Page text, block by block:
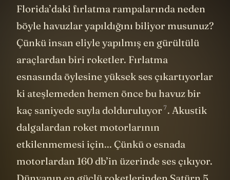
Florida’daki fırlatma rampalarında neden
böyle havuzlar yapıldığını biliyor musunuz?
Çünkü insan eliyle yapılmış en gürültülü
araçlardan biri roketler. Fırlatma
esnasında öylesine yüksek ses çıkartıyorlar
ki ateşlemeden hemen önce bu havuz bir
kaç saniyede suyla dolduruluyor7. Akustik
dalgalardan roket motorlarının
etkilenmemesi için... Çünkü o esnada
motorlardan 160 db’in üzerinde ses çıkıyor.